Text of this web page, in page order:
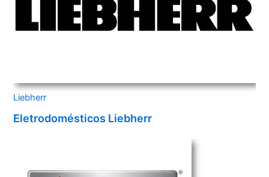
Liebherr
Eletrodomésticos Liebherr